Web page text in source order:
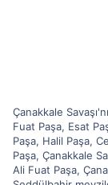
Çanakkale
Fuat Paşa, Esat
Paşa, Halil Paşa,
Paşa, Çanakkale
Ali Fuat Paşa,